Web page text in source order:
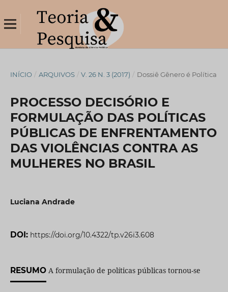
INÍCIO / ARQUIVOS / V. 26 N. 3 (2017) / Dossiê Gênero é Política
PROCESSO DECISÓRIO E
FORMULAÇÃO DAS POLÍTICAS
PÚBLICAS DE ENFRENTAMENTO
DAS VIOLÊNCIAS CONTRA AS
MULHERES NO BRASIL
Luciana Andrade
DOI: https://doi.org/10.4322/tp.v26i3.608
RESUMOA formulação de políticas públicas tornou-se